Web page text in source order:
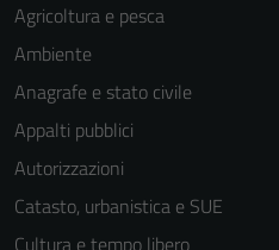
Agricoltura e pesca
Ambiente
Anagrafe e stato civile
Appalti pubblici
Autorizzazioni
Catasto, urbanistica e SUE
Cultura e tempo libero